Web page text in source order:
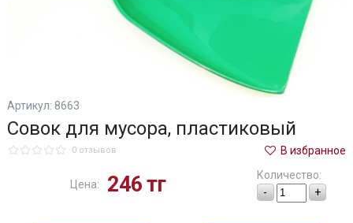
Артикул: 8663
Совок для мусора, пластиковый
0 отзывов В избранное
Цена: 246тг
Количество:
-
+